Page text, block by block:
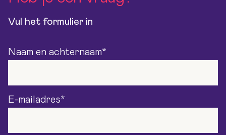
Vul het formulier in
Naam en achternaam*
E-mailadres*